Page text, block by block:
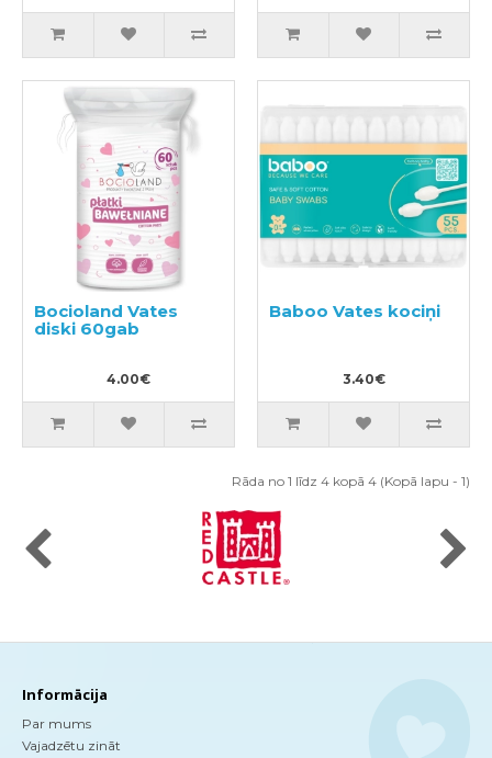
Bocioland Vates
diski 60gab
4.00€
Baboo Vates kociņi
3.40€
Rāda no 1 līdz 4 kopā 4 (Kopā lapu - 1)
Informācija
Par mums
Vajadzētu zināt